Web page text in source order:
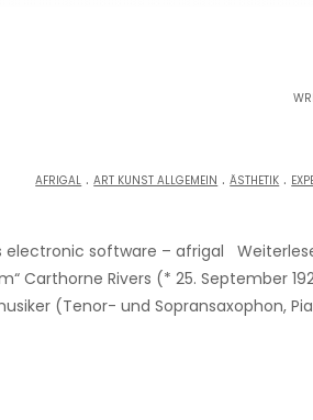
AFRIGAL .ART KUNST ALLGEMEIN .ÄSTHETIK .
software – afrigal
Carthorne Rivers (* 25. September
(Tenor- und Sopransaxophon,